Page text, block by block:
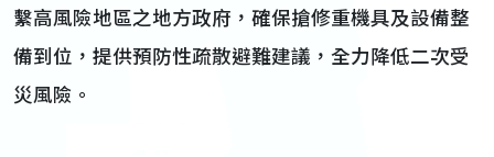
繫高風險地區之地方政府，確保搶修重機具及設備整
備到位，提供預防性疏散避難建議，全力降低二次受
災風險。